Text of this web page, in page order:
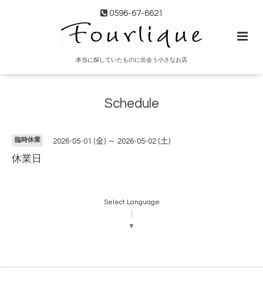
0596-67-6621
本当に探していたものに出会う小さなお店
Schedule
臨時休業 2026-05-01 (金) ～ 2026-05-02 (土)
休業日
Select Language
▼